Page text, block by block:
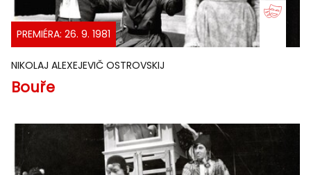
PREMIÉRA: 26. 9. 1981
NIKOLAJ ALEXEJEVIČ OSTROVSKIJ
Bouře